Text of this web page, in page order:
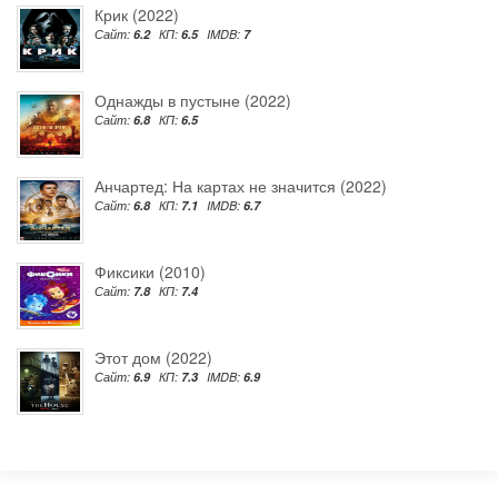
Крик (2022)
Сайт: 6.2 КП: 6.5 IMDB: 7
Однажды в пустыне (2022)
Сайт: 6.8 КП: 6.5
Анчартед: На картах не значится (2022)
Сайт: 6.8 КП: 7.1 IMDB: 6.7
Фиксики (2010)
Сайт: 7.8 КП: 7.4
Этот дом (2022)
Сайт: 6.9 КП: 7.3 IMDB: 6.9